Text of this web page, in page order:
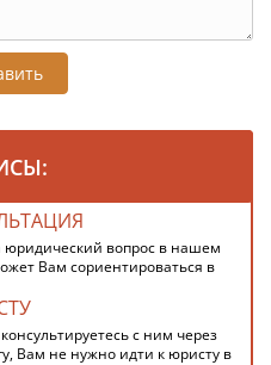
юридический вопрос в нашем
Вам сориентироваться в
с ним через
Вам не нужно идти к юристу в